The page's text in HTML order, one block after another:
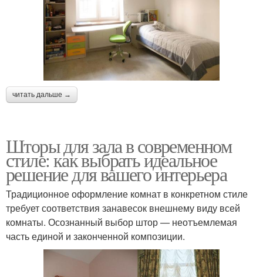
читать дальше →
Шторы для зала в современном
стиле: как выбрать идеальное
решение для вашего интерьера
Традиционное оформление комнат в конкретном стиле
требует соответствия занавесок внешнему виду всей
комнаты. Осознанный выбор штор — неотъемлемая
часть единой и законченной композиции.